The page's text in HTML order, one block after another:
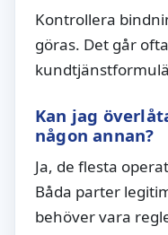
Kontrollera
göras. Det går
Kan jag
någon annan?
Ja, de flesta
Båda parter
behöver vara